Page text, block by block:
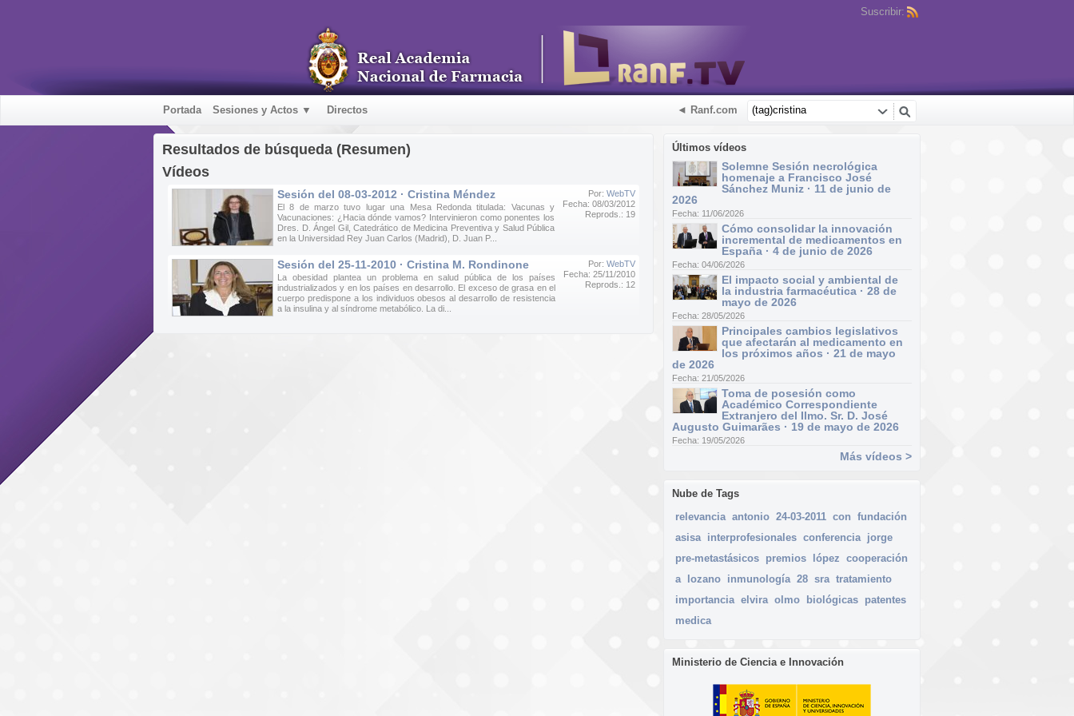
Suscribir:
Portada Sesiones y Actos ▼ Directos ◄ Ranf.com
Últimos vídeos
Solemne Sesión necrológica
homenaje a Francisco José
Sánchez Muniz · 11 de junio de
2026
Fecha: 11/06/2026
Cómo consolidar la innovación
incremental de medicamentos en
España · 4 de junio de 2026
Fecha: 04/06/2026
El impacto social y ambiental de
la industria farmacéutica · 28 de
mayo de 2026
Fecha: 28/05/2026
Principales cambios legislativos
que afectarán al medicamento en
los próximos años · 21 de mayo
de 2026
Fecha: 21/05/2026
Toma de posesión como
Académico Correspondiente
Extranjero del Ilmo. Sr. D. José
Augusto Guimarães · 19 de mayo de 2026
Fecha: 19/05/2026
Más vídeos >
Nube de Tags
relevancia antonio 24-03-2011 con fundación
asisa interprofesionales conferencia jorge
pre-metastásicos premios lópez cooperación
a
lozano inmunología 28 sra tratamiento
importancia elvira olmo biológicas patentes
medica
Ministerio de Ciencia e Innovación
Resultados de búsqueda (Resumen)
Vídeos
Por: WebTV
Fecha: 08/03/2012
Reprods.: 19
Sesión del 08-03-2012 · Cristina Méndez
El 8 de marzo tuvo lugar una Mesa Redonda titulada: Vacunas y
Vacunaciones: ¿Hacia dónde vamos? Intervinieron como ponentes los
Dres. D. Ángel Gil, Catedrático de Medicina Preventiva y Salud Pública
en la Universidad Rey Juan Carlos (Madrid), D. Juan P...
Por: WebTV
Fecha: 25/11/2010
Reprods.: 12
Sesión del 25-11-2010 · Cristina M. Rondinone
La obesidad plantea un problema en salud pública de los países
industrializados y en los países en desarrollo. El exceso de grasa en el
cuerpo predispone a los individuos obesos al desarrollo de resistencia
a la insulina y al síndrome metabólico. La di...